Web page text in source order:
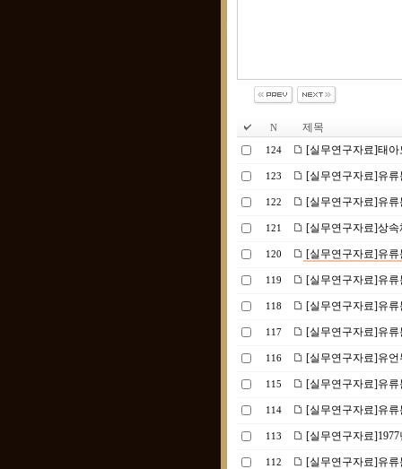
N 제목
124 [실무연구자료]태
123 [실무연구자료]유
122 [실무연구자료]유
121 [실무연구자료]상
120 [실무연구자료]유
119 [실무연구자료]유
118 [실무연구자료]유
117 [실무연구자료]유
116 [실무연구자료]유
115 [실무연구자료]유
114 [실무연구자료]유
113 [실무연구자료
112 [실무연구자료]유